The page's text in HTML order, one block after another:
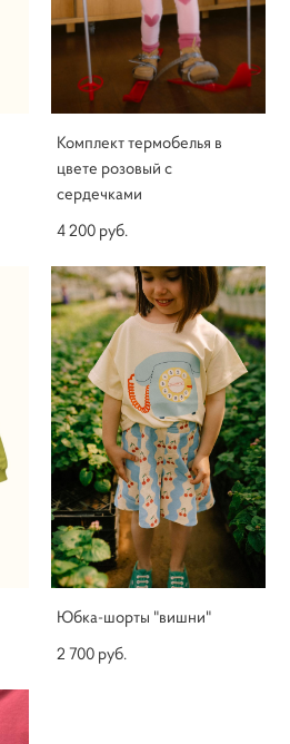
Комплект термобелья в
цвете розовый с
сердечками
4 200 pуб.
Юбка-шорты "вишни"
2 700 pуб.